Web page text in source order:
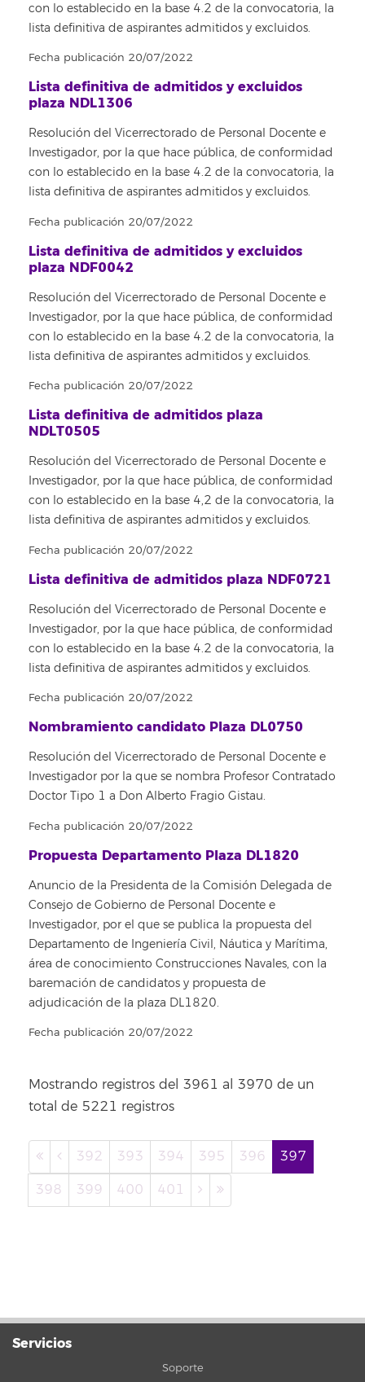
con lo establecido en la base 4.2 de la convocatoria, la
lista definitiva de aspirantes admitidos y excluidos.
Fecha publicación 20/07/2022
Lista definitiva de admitidos y excluidos
plaza NDL1306
Resolución del Vicerrectorado de Personal Docente e
Investigador, por la que hace pública, de conformidad
con lo establecido en la base 4.2 de la convocatoria, la
lista definitiva de aspirantes admitidos y excluidos.
Fecha publicación 20/07/2022
Lista definitiva de admitidos y excluidos
plaza NDF0042
Resolución del Vicerrectorado de Personal Docente e
Investigador, por la que hace pública, de conformidad
con lo establecido en la base 4.2 de la convocatoria, la
lista definitiva de aspirantes admitidos y excluidos.
Fecha publicación 20/07/2022
Lista definitiva de admitidos plaza
NDLT0505
Resolución del Vicerrectorado de Personal Docente e
Investigador, por la que hace pública, de conformidad
con lo establecido en la base 4,2 de la convocatoria, la
lista definitiva de aspirantes admitidos y excluidos.
Fecha publicación 20/07/2022
Lista definitiva de admitidos plaza NDF0721
Resolución del Vicerrectorado de Personal Docente e
Investigador, por la que hace pública, de conformidad
con lo establecido en la base 4.2 de la convocatoria, la
lista definitiva de aspirantes admitidos y excluidos.
Fecha publicación 20/07/2022
Nombramiento candidato Plaza DL0750
Resolución del Vicerrectorado de Personal Docente e
Investigador por la que se nombra Profesor Contratado
Doctor Tipo 1 a Don Alberto Fragio Gistau.
Fecha publicación 20/07/2022
Propuesta Departamento Plaza DL1820
Anuncio de la Presidenta de la Comisión Delegada de
Consejo de Gobierno de Personal Docente e
Investigador, por el que se publica la propuesta del
Departamento de Ingeniería Civil, Náutica y Marítima,
área de conocimiento Construcciones Navales, con la
baremación de candidatos y propuesta de
adjudicación de la plaza DL1820.
Fecha publicación 20/07/2022
Mostrando registros del 3961 al 3970 de un
total de 5221 registros
392 393 394 395 396 397
398 399 400 401
Servicios
Soporte